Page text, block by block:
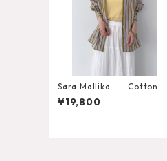
Sara Mallika Cotton W
ave Strip Print Shirt
¥19,800